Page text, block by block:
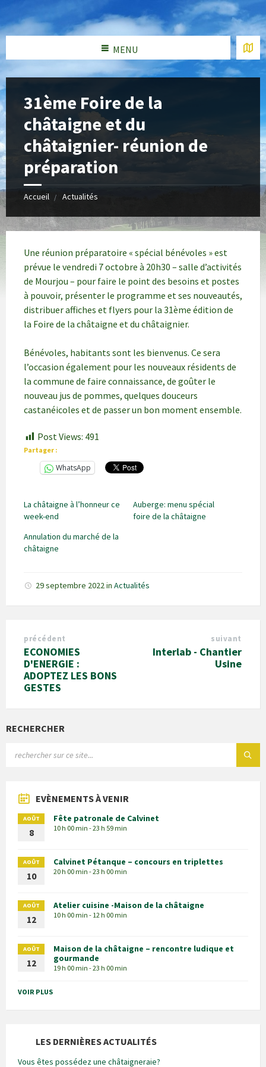
MENU
31ème Foire de la
châtaigne et du
châtaignier- réunion de
préparation
Accueil Actualités
Une réunion préparatoire « spécial bénévoles » est
prévue le vendredi 7 octobre à 20h30 – salle d’activités
de Mourjou – pour faire le point des besoins et postes
à pouvoir, présenter le programme et ses nouveautés,
distribuer affiches et flyers pour la 31ème édition de
la Foire de la châtaigne et du châtaignier.
Bénévoles, habitants sont les bienvenus. Ce sera
l’occasion également pour les nouveaux résidents de
la commune de faire connaissance, de goûter le
nouveau jus de pommes, quelques douceurs
castanéicoles et de passer un bon moment ensemble.
Post Views: 491
Partager :
WhatsApp
La châtaigne à l’honneur ce
week-end
Auberge: menu spécial
foire de la châtaigne
Annulation du marché de la
châtaigne
29 septembre 2022in Actualités
précédent
ECONOMIES
D'ENERGIE :
ADOPTEZ LES BONS
GESTES
suivant
Interlab - Chantier
Usine
RECHERCHER
EVÈNEMENTS À VENIR
AOÛT
8
Fête patronale de Calvinet
10 h 00 min - 23 h 59 min
AOÛT
10
Calvinet Pétanque – concours en triplettes
20 h 00 min - 23 h 00 min
AOÛT
12
Atelier cuisine -Maison de la châtaigne
10 h 00 min - 12 h 00 min
AOÛT
12
Maison de la châtaigne – rencontre ludique et
gourmande
19 h 00 min - 23 h 00 min
VOIR PLUS
LES DERNIÈRES ACTUALITÉS
Vous êtes possédez une châtaigneraie?